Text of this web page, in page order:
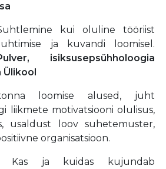
kui oluline tööriist
ja kuvandi loomisel.
isiksusepsühholoogia
Ülikool
loomise alused, juht
liikmete motivatsiooni olulisus,
usaldust loov suhetemuster,
organisatsioon.
Kas ja kuidas kujundab